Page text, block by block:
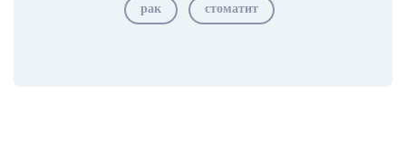
рак стоматит